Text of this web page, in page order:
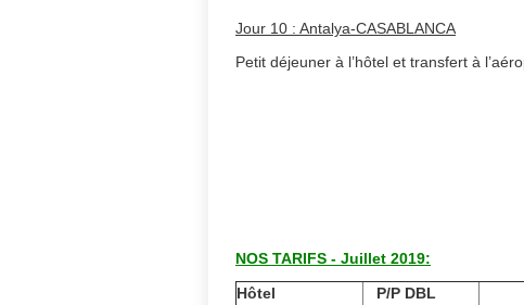
Jour 10 : Antalya-CASABLANCA
Petit déjeuner à l’hôtel et transfert à
NOS TARIFS - Juillet 2019:
Hôtel
P/P DBL